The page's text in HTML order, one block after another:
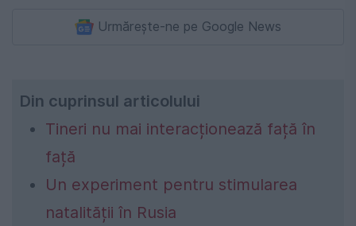
Urmărește-ne pe Google News
Din cuprinsul articolului
Tineri nu mai interacționează față în
față
Un experiment pentru stimularea
natalității în Rusia